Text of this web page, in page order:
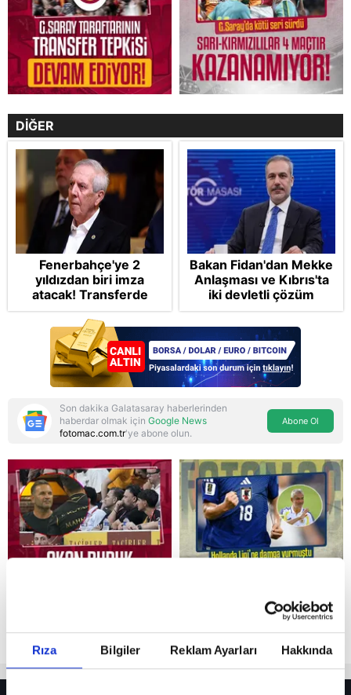
Rıza Bilgiler Reklam Ayarları Hakkında
Reddet
DİĞER
Fenerbahçe'ye 2
yıldızdan biri imza
atacak! Transferde
golcü harekatı...
Bakan Fidan'dan Mekke
Anlaşması ve Kıbrıs'ta
iki devletli çözüm
mesajı: Bize
saldırmayan hiçbir ülke
hedefimizde değil
Son dakika Galatasaray haberlerinden
haberdar olmak için Google News
fotomac.com.tr'ye abone olun.
Abone Ol